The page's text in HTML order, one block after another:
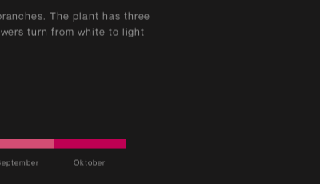
The plant has three
turn from white to light
Oktober